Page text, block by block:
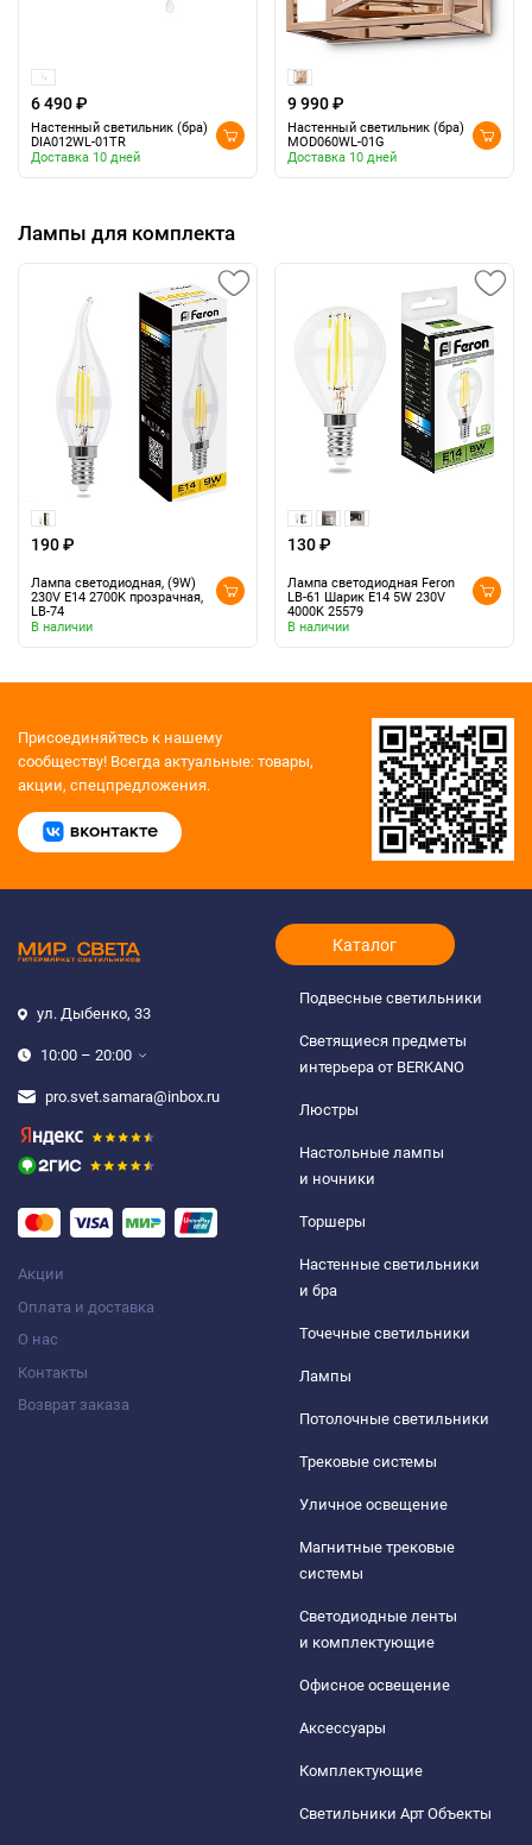
6 490 ₽
Настенный светильник (бра)
DIA012WL-01TR
Доставка 10 дней
9 990 ₽
Настенный светильник (бра)
MOD060WL-01G
Доставка 10 дней
Лампы для комплекта
190 ₽
Лампа светодиодная, (9W)
230V E14 2700K прозрачная,
LB-74
В наличии
130 ₽
Лампа светодиодная Feron
LB-61 Шарик E14 5W 230V
4000K 25579
В наличии
Присоединяйтесь к нашему
сообществу! Всегда актуальные: товары,
акции, спецпредложения.
ул. Дыбенко, 33
10:00 – 20:00
pro.svet.samara@inbox.ru
Акции
Оплата и доставка
О нас
Контакты
Возврат заказа
Каталог
Подвесные светильники
Светящиеся предметы
интерьера от BERKANO
Люстры
Настольные лампы
и ночники
Торшеры
Настенные светильники
и бра
Точечные светильники
Лампы
Потолочные светильники
Трековые системы
Уличное освещение
Магнитные трековые
системы
Светодиодные ленты
и комплектующие
Офисное освещение
Аксессуары
Комплектующие
Светильники Арт Объекты